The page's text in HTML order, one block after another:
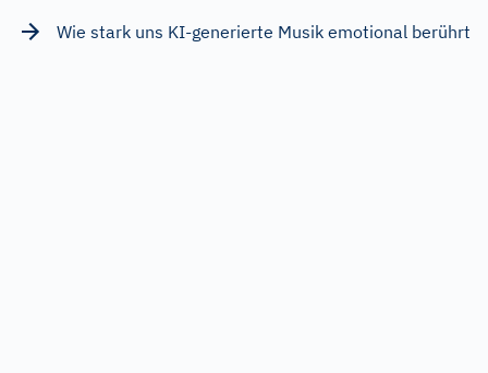
Wie stark uns KI-generierte Musik emotional berührt